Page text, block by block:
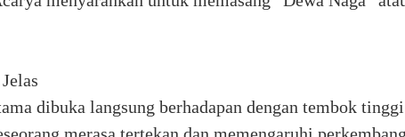
dibuka langsung berhadapan dengan tembok